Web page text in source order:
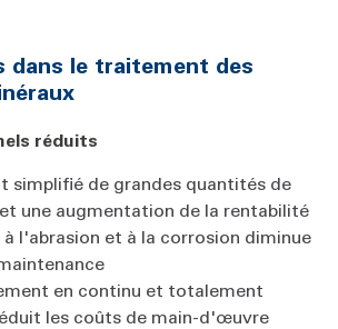
dans le traitement des
réduits
simplifié de grandes quantités de
une augmentation de la rentabilité
à l'abrasion et à la corrosion diminue
en continu et totalement
les coûts de main-d'œuvre